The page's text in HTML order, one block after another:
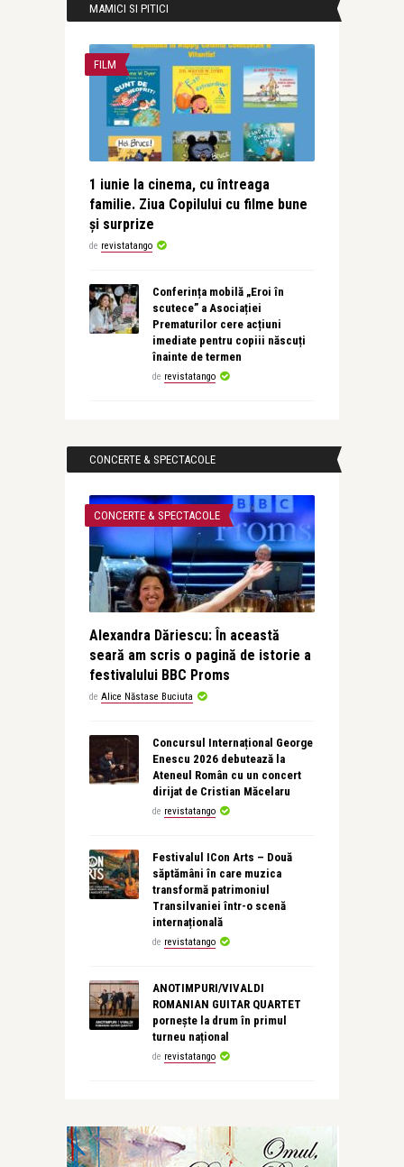
MAMICI SI PITICI
FILM
1 iunie la cinema, cu întreaga
familie. Ziua Copilului cu filme bune
și surprize
de revistatango
Conferința mobilă „Eroi în
scutece” a Asociației
Prematurilor cere acțiuni
imediate pentru copiii născuți
înainte de termen
de revistatango
CONCERTE & SPECTACOLE
CONCERTE & SPECTACOLE
Alexandra Dăriescu: În această
seară am scris o pagină de istorie a
festivalului BBC Proms
de Alice Năstase Buciuta
Concursul Internațional George
Enescu 2026 debutează la
Ateneul Român cu un concert
dirijat de Cristian Măcelaru
de revistatango
Festivalul ICon Arts – Două
săptămâni în care muzica
transformă patrimoniul
Transilvaniei într-o scenă
internațională
de revistatango
ANOTIMPURI/VIVALDI
ROMANIAN GUITAR QUARTET
pornește la drum în primul
turneu național
de revistatango